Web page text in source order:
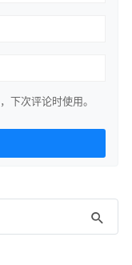
下次评论时使用。